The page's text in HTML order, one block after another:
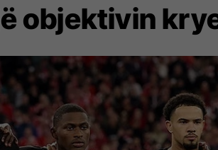
objektivin